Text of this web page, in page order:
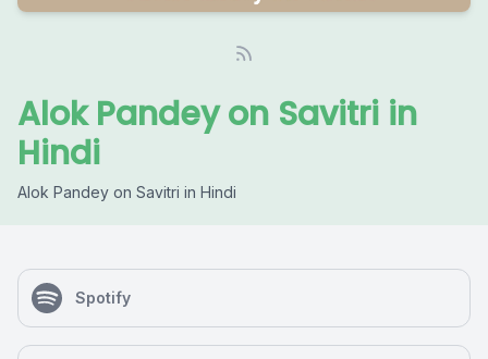
Alok Pandey on Savitri in
Hindi
Alok Pandey on Savitri in Hindi
Spotify